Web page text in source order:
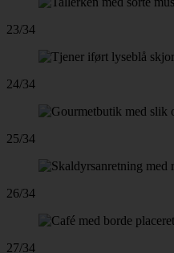
23/34
24/34
25/34
26/34
27/34